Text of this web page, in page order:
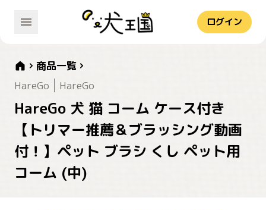
ログイン
商品一覧
HareGo
HareGo
HareGo 犬 猫 コーム ケース付き
【トリマー推薦＆ブラッシング動画
付！】ペット ブラシ くし ペット用
コーム (中)